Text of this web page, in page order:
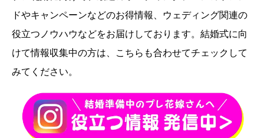
ドやキャンペーンなどのお得情報、ウェディング関連の
役立つノウハウなどをお届けしております。結婚式に向
けて情報収集中の方は、こちらも合わせてチェックして
みてください。